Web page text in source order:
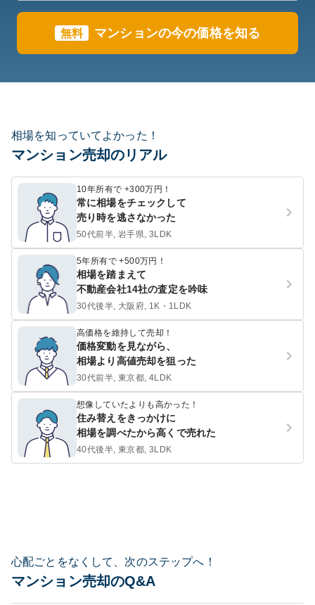
無料 マンションの今の価格を知る
相場を知っていてよかった！
マンション売却のリアル
10年所有で +300万円！
常に相場をチェックして
売り時を逃さなかった
50代前半, 岩手県, 3LDK
5年所有で +500万円！
相場を踏まえて
不動産会社14社の査定を吟味
30代後半, 大阪府, 1K・1LDK
高価格を維持して売却！
価格変動を見ながら、
相場より高値売却を狙った
30代前半, 東京都, 4LDK
想像していたよりも高かった！
住み替えをきっかけに
相場を調べたから高くで売れた
40代後半, 東京都, 3LDK
心配ごとをなくして、次のステップへ！
マンション売却のQ&A